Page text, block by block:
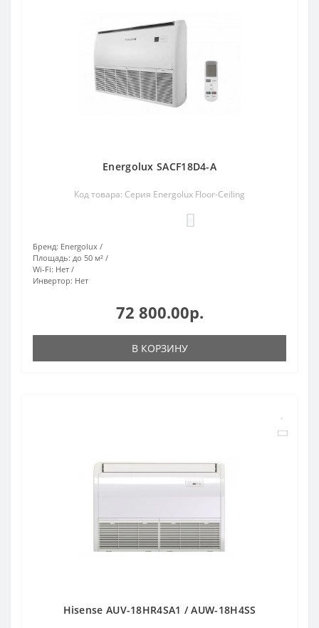
Energolux SACF18D4-A
Код товара: Серия Energolux Floor-Ceiling
Бренд: Energolux
Площадь: до 50 м²
Wi-Fi: Нет
Инвертор: Нет
72 800.00р.
В КОРЗИНУ
Hisense AUV-18HR4SA1 / AUW-18H4SS